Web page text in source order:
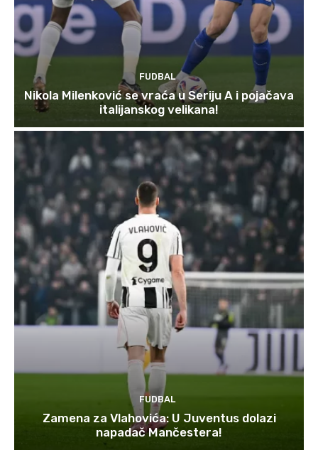
FUDBAL
Nikola Milenković se vraća u Seriju A i pojačava
italijanskog velikana!
FUDBAL
Zamena za Vlahovića: U Juventus dolazi
napadač Mančestera!